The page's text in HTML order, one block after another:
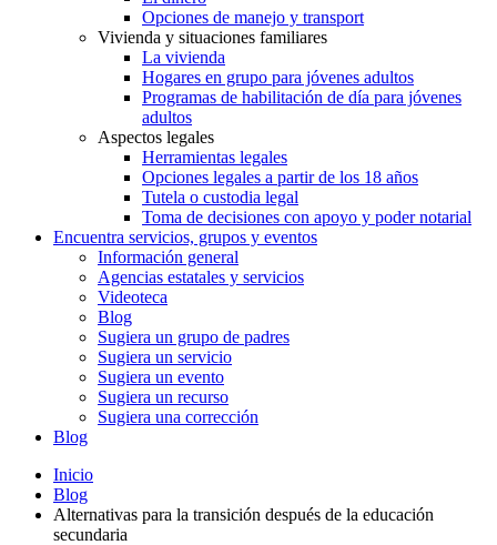
Opciones de manejo y transport
Vivienda y situaciones familiares
La vivienda
Hogares en grupo para jóvenes adultos
Programas de habilitación de día para jóvenes
adultos
Aspectos legales
Herramientas legales
Opciones legales a partir de los 18 años
Tutela o custodia legal
Toma de decisiones con apoyo y poder notarial
Encuentra servicios, grupos y eventos
Información general
Agencias estatales y servicios
Videoteca
Blog
Sugiera un grupo de padres
Sugiera un servicio
Sugiera un evento
Sugiera un recurso
Sugiera una corrección
Blog
Inicio
Blog
Alternativas para la transición después de la educación
secundaria